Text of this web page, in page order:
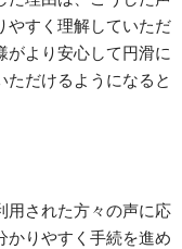
やすく理解していただ
がより安心して円滑に
だけるようになると
用された方々の声に応
かりやすく手続を進め